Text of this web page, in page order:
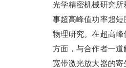
光学精密机械研究
事超高峰值功率超
物理研究。在超高
方面，与合作者一
宽带激光放大器的